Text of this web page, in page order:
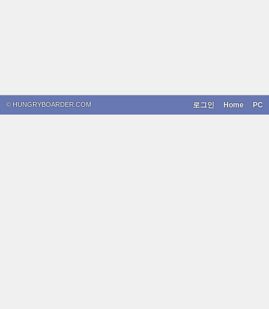
© HUNGRYBOARDER.COM PC
Home
로그인